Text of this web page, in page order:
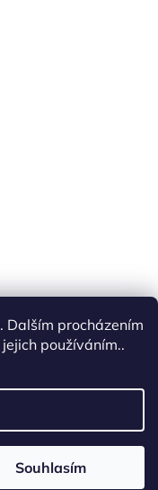
Dalším procházením
používáním..
Souhlasím
práva vyhrazena.